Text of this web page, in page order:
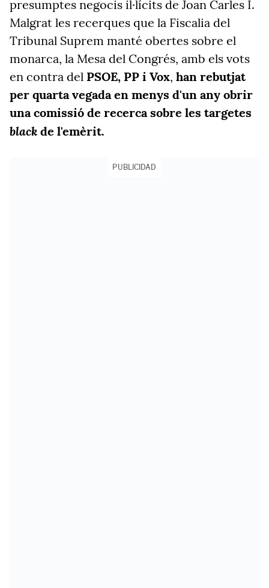
presumptes negocis il·lícits de Joan Carles I.
Malgrat les recerques que la Fiscalia del
Tribunal Suprem manté obertes sobre el
monarca, la Mesa del Congrés, amb els vots
en contra del PSOE, PP i Vox, han rebutjat
per quarta vegada en menys d'un any obrir
una comissió de recerca sobre les targetes
black de l'emèrit.
PUBLICIDAD